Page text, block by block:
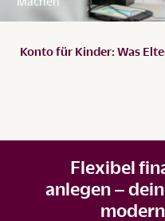
Konto für Kinder: Was
Flexibel
anlegen –